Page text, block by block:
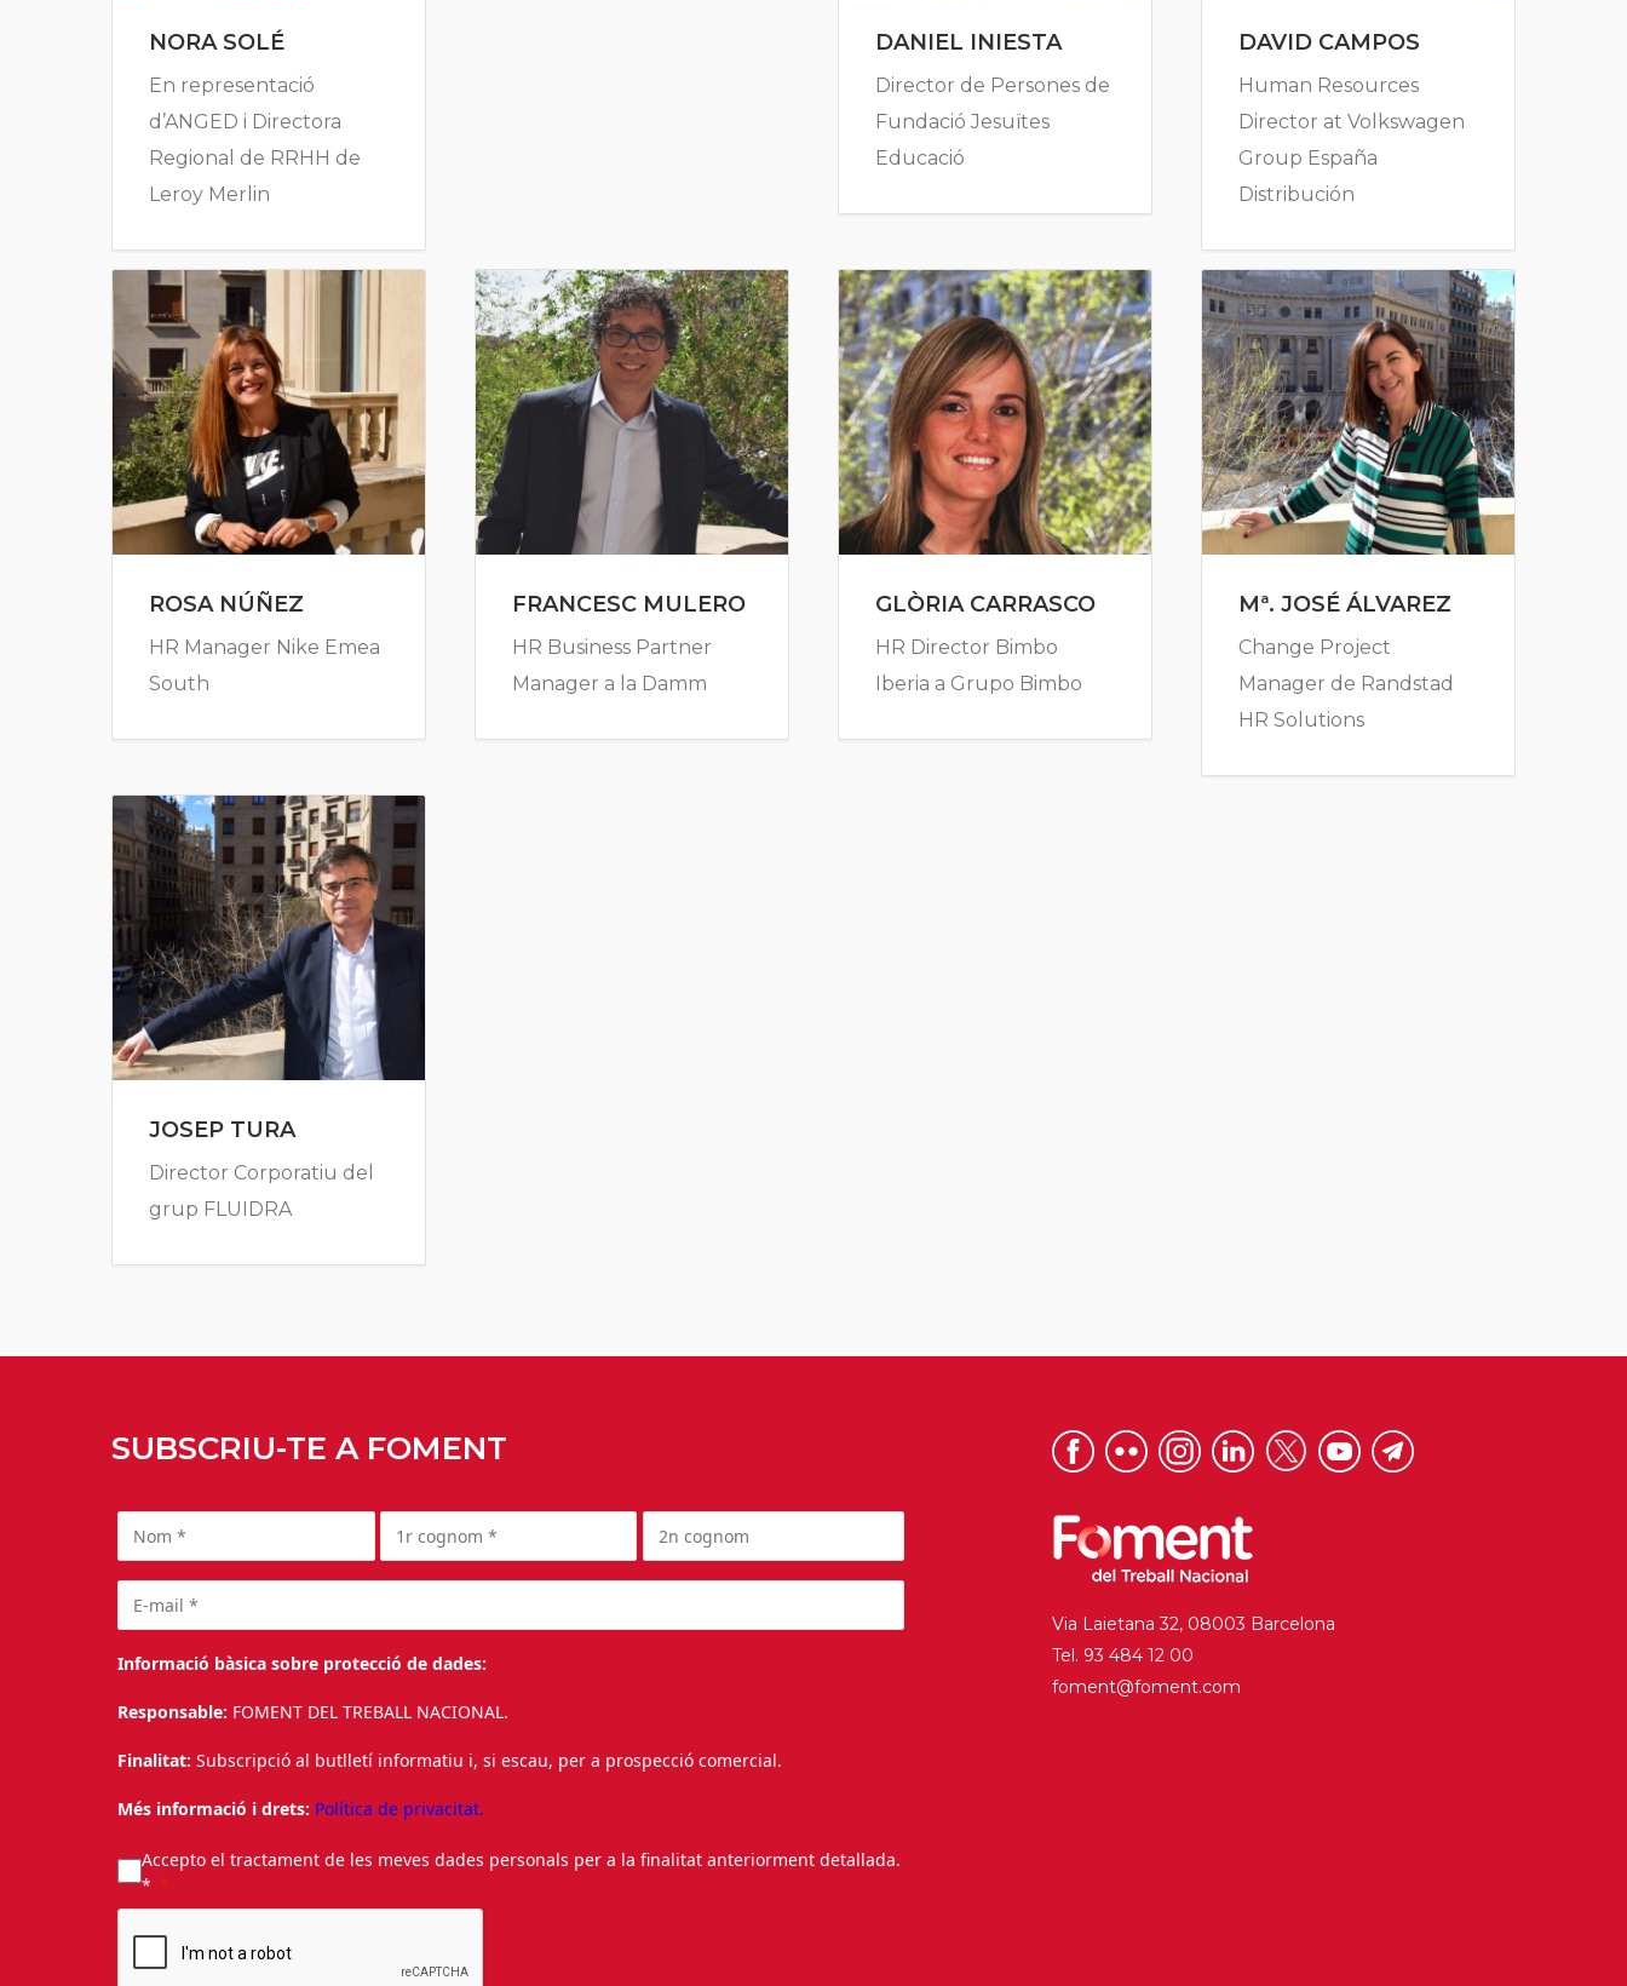
NORA SOLÉ
En representació
d’ANGED i Directora
Regional de RRHH de
Leroy Merlin
DANIEL INIESTA
Director de Persones de
Fundació Jesuïtes
Educació
DAVID CAMPOS
Human Resources
Director at Volkswagen
Group España
Distribución
ROSA NÚÑEZ
HR Manager Nike Emea
South
FRANCESC MULERO
HR Business Partner
Manager a la Damm
GLÒRIA CARRASCO
HR Director Bimbo
Iberia a Grupo Bimbo
Mª. JOSÉ ÁLVAREZ
Change Project
Manager de Randstad
HR Solutions
JOSEP TURA
Director Corporatiu del
grup FLUIDRA
SUBSCRIU-TE A FOMENT
Informació bàsica sobre protecció de dades:
Responsable: FOMENT DEL TREBALL NACIONAL.
Finalitat: Subscripció al butlletí informatiu i, si escau, per a prospecció comercial.
Més informació i drets: Política de privacitat.
Accepto el tractament de les meves dades personals per a la finalitat anteriorment detallada.
*
Via Laietana 32, 08003 Barcelona
Tel. 93 484 12 00
foment@foment.com